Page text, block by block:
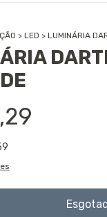
> LED > LUMINÁRIA